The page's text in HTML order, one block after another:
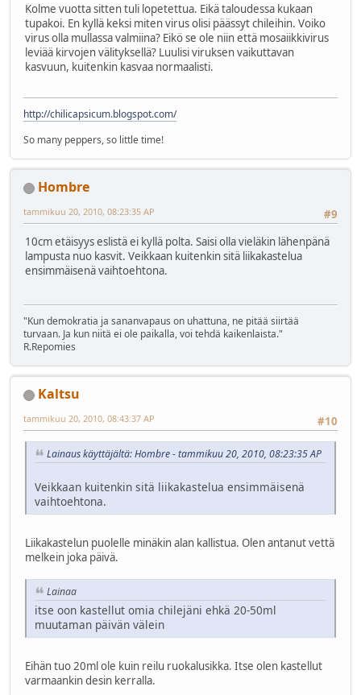
Kolme vuotta sitten tuli lopetettua. Eikä taloudessa kukaan
tupakoi. En kyllä keksi miten virus olisi päässyt chileihin. Voiko
virus olla mullassa valmiina? Eikö se ole niin että mosaiikkivirus
leviää kirvojen välityksellä? Luulisi viruksen vaikuttavan
kasvuun, kuitenkin kasvaa normaalisti.
http://chilicapsicum.blogspot.com/
So many peppers, so little time!
Hombre
#9
tammikuu 20, 2010, 08:23:35 AP
10cm etäisyys eslistä ei kyllä polta. Saisi olla vieläkin lähenpänä
lampusta nuo kasvit. Veikkaan kuitenkin sitä liikakastelua
ensimmäisenä vaihtoehtona.
"Kun demokratia ja sananvapaus on uhattuna, ne pitää siirtää
turvaan. Ja kun niitä ei ole paikalla, voi tehdä kaikenlaista."
R.Repomies
Kaltsu
#10
tammikuu 20, 2010, 08:43:37 AP
Lainaus käyttäjältä: Hombre - tammikuu 20, 2010, 08:23:35 AP
Veikkaan kuitenkin sitä liikakastelua ensimmäisenä
vaihtoehtona.
Liikakastelun puolelle minäkin alan kallistua. Olen antanut vettä
melkein joka päivä.
Lainaa
itse oon kastellut omia chilejäni ehkä 20-50ml
muutaman päivän välein
Eihän tuo 20ml ole kuin reilu ruokalusikka. Itse olen kastellut
varmaankin desin kerralla.